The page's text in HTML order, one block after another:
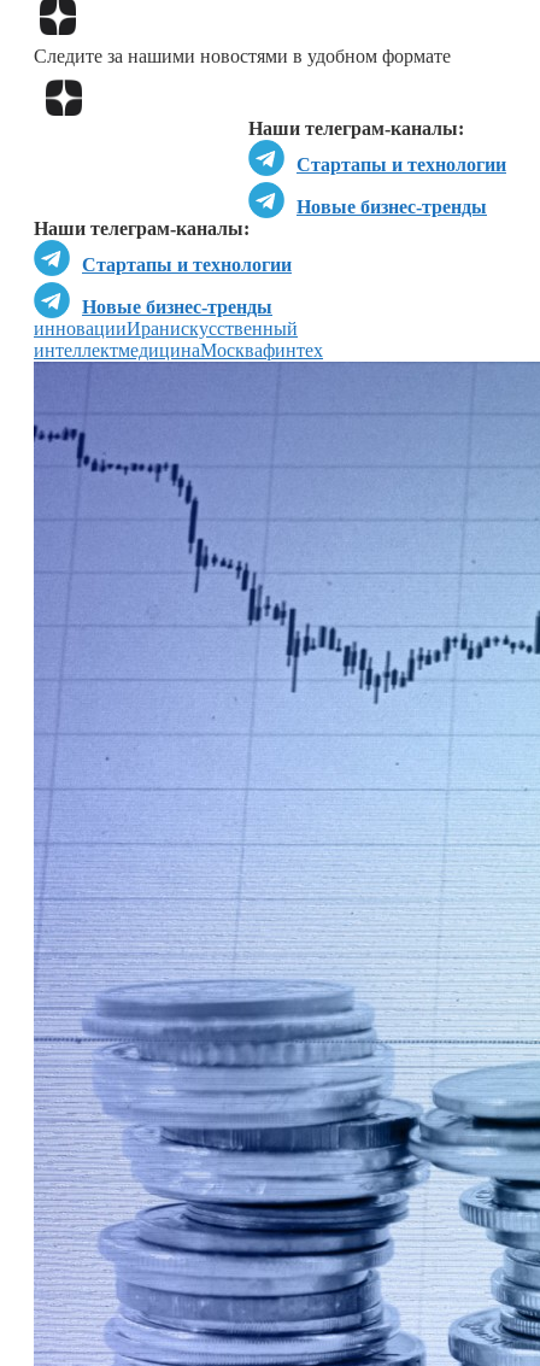
Следите за нашими новостями в удобном формате
Наши телеграм-каналы:
Стартапы и технологии
Новые бизнес-тренды
Наши телеграм-каналы:
Стартапы и технологии
Новые бизнес-тренды
инновацииИранискусственный
интеллектмедицинаМосквафинтех